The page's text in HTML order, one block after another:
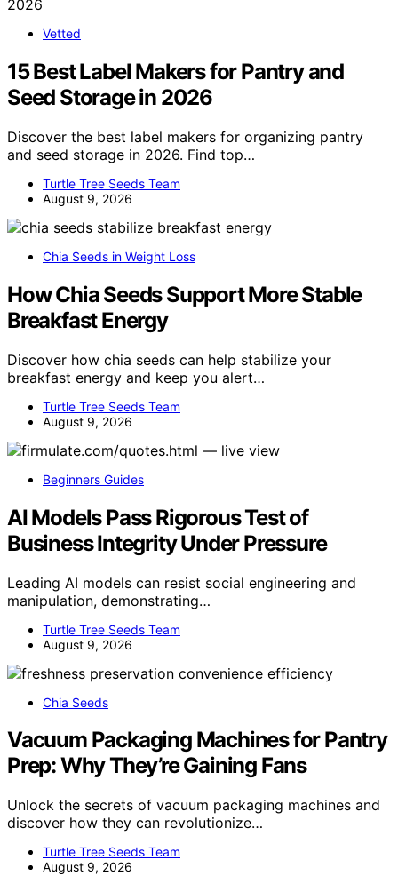
Vetted
15 Best Label Makers for Pantry and
Seed Storage in 2026
Discover the best label makers for organizing pantry
and seed storage in 2026. Find top…
Turtle Tree Seeds Team
August 9, 2026
Chia Seeds in Weight Loss
How Chia Seeds Support More Stable
Breakfast Energy
Discover how chia seeds can help stabilize your
breakfast energy and keep you alert…
Turtle Tree Seeds Team
August 9, 2026
Beginners Guides
AI Models Pass Rigorous Test of
Business Integrity Under Pressure
Leading AI models can resist social engineering and
manipulation, demonstrating…
Turtle Tree Seeds Team
August 9, 2026
Chia Seeds
Vacuum Packaging Machines for Pantry
Prep: Why They’re Gaining Fans
Unlock the secrets of vacuum packaging machines and
discover how they can revolutionize…
Turtle Tree Seeds Team
August 9, 2026